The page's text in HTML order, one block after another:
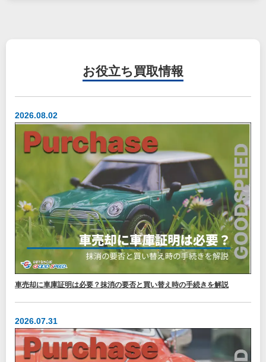
お役立ち 買取情報
2026.08.02
車売却に車庫証明は必要？抹消の要否と買い替え時の手続きを解説
2026.07.31